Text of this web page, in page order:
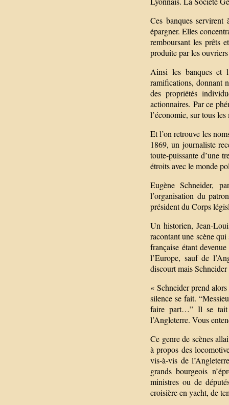
Ces banques
épargner. Elles
remboursant les prêts
produite par les
Ainsi les banques et
ramifications, donnant
des propriétés
actionnaires. Par ce
l’économie, sur tous
Et l’on retrouve les
1869, un journaliste
toute-puissante d’une
étroits avec le monde
Eugène Schneider,
l’organisation du
président du Corps
Un historien, Jean-
racontant une scène
française étant
l’Europe, sauf de
discourt mais
« Schneider prend
silence se fait.
faire part…” Il se tait
l’Angleterre. Vous
Ce genre de scènes
à propos des
vis-à-vis de
grands bourgeois
ministres ou de
croisière en yacht, de